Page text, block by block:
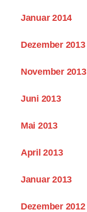
Januar 2014
Dezember 2013
November 2013
Juni 2013
Mai 2013
April 2013
Januar 2013
Dezember 2012